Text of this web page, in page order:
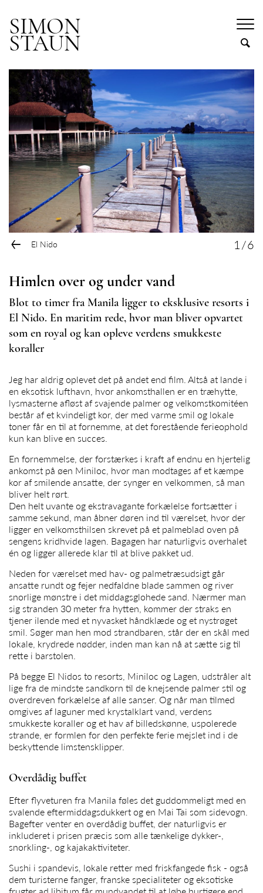
SIMON
STAUN
← El Nido 1 /6
Himlen over og under vand
Blot to timer fra Manila ligger to eksklusive resorts i
El Nido. En maritim rede, hvor man bliver opvartet
som en royal og kan opleve verdens smukkeste
koraller
Jeg har aldrig oplevet det på andet end film. Altså at lande i
en eksotisk lufthavn, hvor ankomsthallen er en træhytte,
lysmasterne afløst af svajende palmer og velkomstkomitéen
består af et kvindeligt kor, der med varme smil og lokale
toner får en til at fornemme, at det forestående ferieophold
kun kan blive en succes.
En fornemmelse, der forstærkes i kraft af endnu en hjertelig
ankomst på øen Miniloc, hvor man modtages af et kæmpe
kor af smilende ansatte, der synger en velkommen, så man
bliver helt rørt.
Den helt uvante og ekstravagante forkælelse fortsætter i
samme sekund, man åbner døren ind til værelset, hvor der
ligger en velkomsthilsen skrevet på et palmeblad oven på
sengens kridhvide lagen. Bagagen har naturligvis overhalet
én og ligger allerede klar til at blive pakket ud.
Neden for værelset med hav- og palmetræsudsigt går
ansatte rundt og fejer nedfaldne blade sammen og river
snorlige mønstre i det middagsglohede sand. Nærmer man
sig stranden 30 meter fra hytten, kommer der straks en
tjener ilende med et nyvasket håndklæde og et nystrøget
smil. Søger man hen mod strandbaren, står der en skål med
lokale, krydrede nødder, inden man kan nå at sætte sig til
rette i barstolen.
På begge El Nidos to resorts, Miniloc og Lagen, udstråler alt
lige fra de mindste sandkorn til de knejsende palmer stil og
overdreven forkælelse af alle sanser. Og når man tilmed
omgives af laguner med krystalklart vand, verdens
smukkeste koraller og et hav af billedskønne, uspolerede
strande, er formlen for den perfekte ferie mejslet ind i de
beskyttende limstensklipper.
Overdådig buffet
Efter flyveturen fra Manila føles det guddommeligt med en
svalende eftermiddagsdukkert og en Mai Tai som sidevogn.
Bagefter venter en overdådig buffet, der naturligvis er
inkluderet i prisen præcis som alle tænkelige dykker-,
snorkling-, og kajakaktiviteter.
Sushi i spandevis, lokale retter med friskfangede fisk - også
dem turisterne fanger, franske specialiteter og eksotiske